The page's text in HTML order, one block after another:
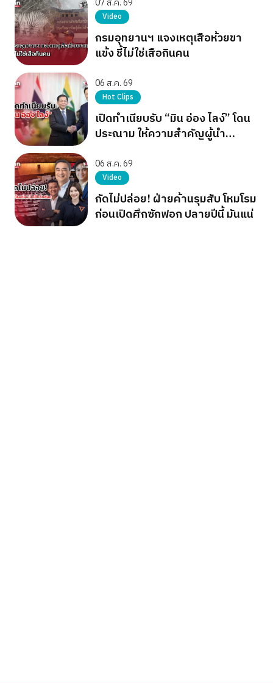
Video
กรมอุทยานฯ แจงเหตุเสือห้วยขา
แข้ง ชี้ไม่ใช่เสือกินคน
06 ส.ค. 69
Hot Clips
เปิดทำเนียบรับ “มิน อ่อง ไลง์” โดน
ประณาม ให้ความสำคัญผู้นำ
06 ส.ค. 69
Video
กัดไม่ปล่อย! ฝ่ายค้านรุมสับ โหมโรม
ก่อนเปิดศึกซักฟอก ปลายปีนี้ มันแน่